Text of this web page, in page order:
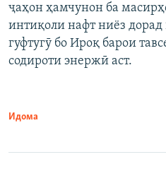
ҷаҳон ҳамчунон ба
интиқоли нафт ниёз
гуфтугӯ бо Ироқ барои
содироти энержӣ аст.
Идома